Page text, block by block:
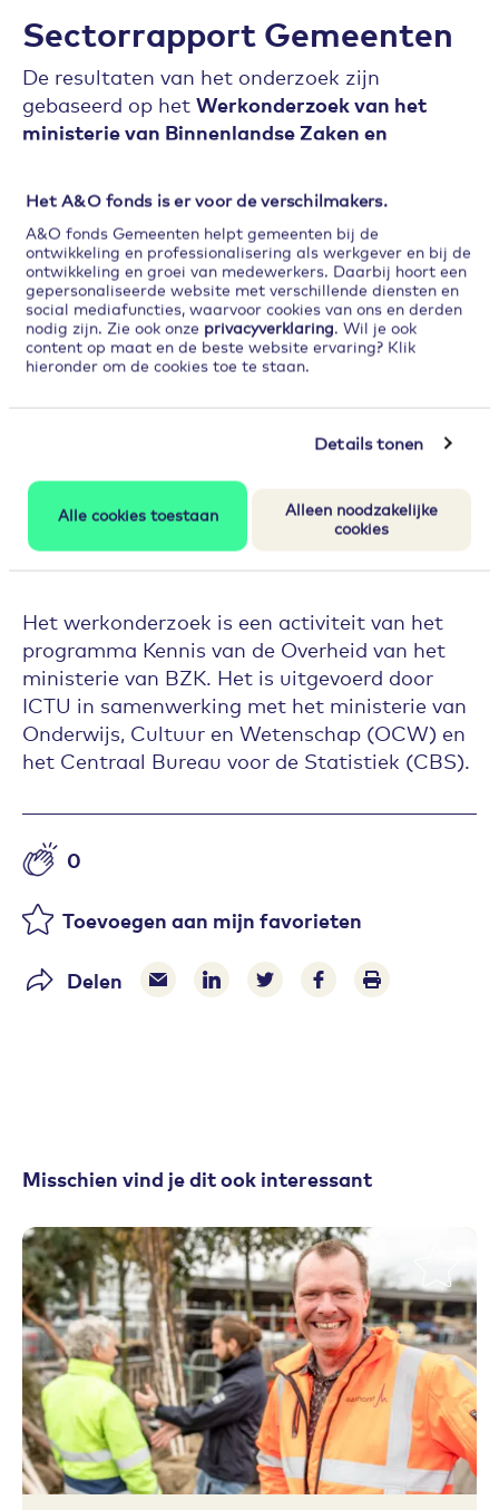
Het A&O fonds is er voor de verschilmakers.
A&O fonds Gemeenten helpt gemeenten bij de
ontwikkeling en professionalisering als werkgever en bij de
ontwikkeling en groei van medewerkers. Daarbij hoort een
gepersonaliseerde website met verschillende diensten en
social mediafuncties, waarvoor cookies van ons en derden
nodig zijn. Zie ook onze privacyverklaring. Wil je ook
content op maat en de beste website ervaring? Klik
hieronder om de cookies toe te staan.
Details tonen
Alle cookies toestaan
Alleen noodzakelijke
cookies
Sectorrapport Gemeenten
De resultaten van het onderzoek zijn
gebaseerd op het Werkonderzoek van het
ministerie van Binnenlandse Zaken en
enquêteonderzoek onder ambtenaren in
Nederland. Het Werkonderzoek brengt
periodiek de werkbeleving van medewerkers in
de publieke sector in kaart.
De focus is daarbij onder meer gericht op
medewerkers bij gemeenten.In 2024 hebben
onderzoek meegedaan. In eerdere edities
betrof dit 4.500 (2022) en 4.666 (2019). Dit is
ruim voldoende om een
schetsen over hoe medewerkers van
gemeenten tegen hun werk aan kijken de
afgelopen jaren.
Het werkonderzoek is een activiteit van het
programma Kennis van de Overheid van het
ministerie van BZK. Het is uitgevoerd door
ICTU in samenwerking met het ministerie van
Onderwijs, Cultuur en Wetenschap (OCW) en
het Centraal Bureau voor de Statistiek (CBS).
Aantal likes
0
Toevoegen aan mijn favorieten
Delen Delen via e-mail
Delen via LinkedIn
Deel op Twitter
Deel op Facebook
Print pagina
Misschien vind je dit ook interessant
Toevoegen aan favorieten